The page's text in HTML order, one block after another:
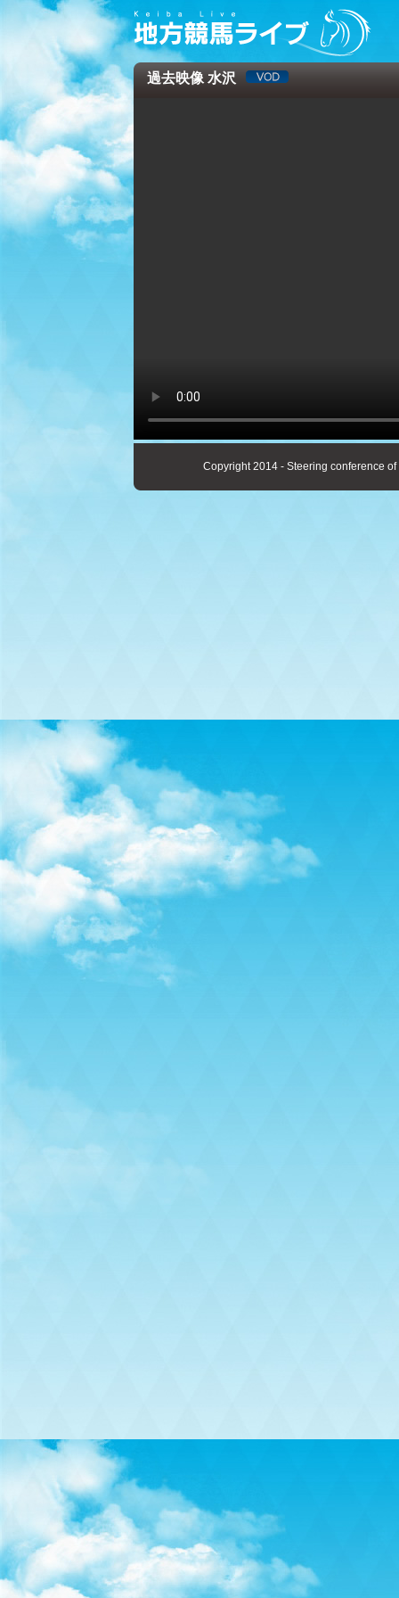
過去映像 水沢
Copyright 2014 - Steering conference